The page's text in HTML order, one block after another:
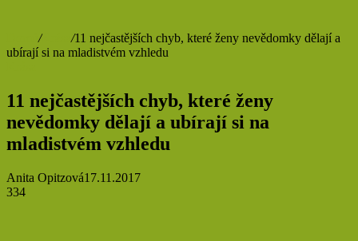
/Krása /11 nejčastějších chyb, které ženy nevědomky dělají a
ubírají si na mladistvém vzhledu
11 nejčastějších chyb, které ženy
nevědomky dělají a ubírají si na
mladistvém vzhledu
Anita Opitzová17.11.2017
334